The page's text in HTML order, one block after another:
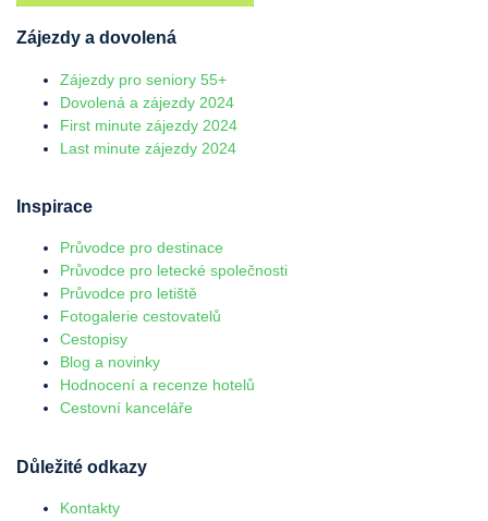
Zájezdy a dovolená
Zájezdy pro seniory 55+
Dovolená a zájezdy 2024
First minute zájezdy 2024
Last minute zájezdy 2024
Inspirace
Průvodce pro destinace
Průvodce pro letecké společnosti
Průvodce pro letiště
Fotogalerie cestovatelů
Cestopisy
Blog a novinky
Hodnocení a recenze hotelů
Cestovní kanceláře
Důležité odkazy
Kontakty